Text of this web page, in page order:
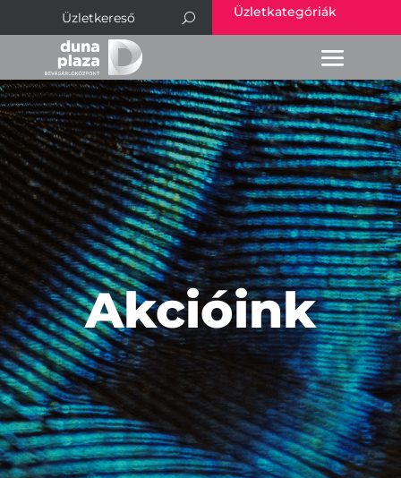
Üzletkategóriák
Akcióink